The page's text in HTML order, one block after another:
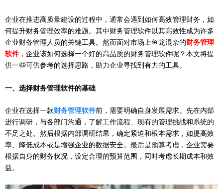
企业在推进高质量建设的过程中，通常会遇到如何高效管理财务，如
何提升财务管理效率的难题。其中财务管理软件以其高效性成为许多
企业财务管理人员的关键工具。然而面对市场上鱼龙混杂的财务管理
软件，企业该如何选择一个好的高品质的财务管理软件呢？本文将提
供一些可供参考的选择思路，助力企业寻找到有力的工具。
一、 选择财务管理软件的基础
企业在选择一款财务管理软件前，需要明确自身发展需求。先在内部
进行调研，与各部门沟通，了解工作流程、现有的管理挑战和系统的
不足之处。然后根据内部调研结果，确定紧迫和根本需求，如提高效
率、降低成本或是增强企业的数据安全。最后是预算考虑，企业需要
根据自身的财务状况，设定合理的预算范围，同时考虑长期成本和效
益。